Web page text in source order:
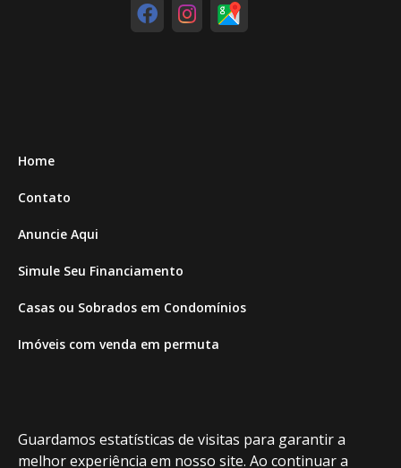
Guardamos estatísticas de visitas para garantir a
melhor experiência em nosso site. Ao continuar a
Home
Contato
Anuncie Aqui
Simule Seu Financiamento
Casas ou Sobrados em Condomínios
Imóveis com venda em permuta
Casa com piscina